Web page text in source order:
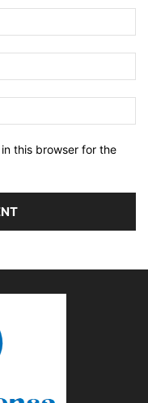
this browser for the